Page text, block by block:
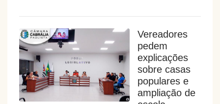
Vereadores
pedem
explicações
sobre casas
populares e
ampliação de